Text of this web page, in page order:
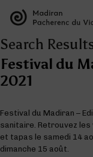
Search
Festival du
2021
Festival du Madiran –
sanitaire. Retrouvez les
et tapas le samedi 14
dimanche 15 août.